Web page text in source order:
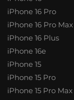
iPhone 16 Pro
iPhone 16 Pro Max
iPhone 16 Plus
iPhone 16e
iPhone 15
iPhone 15 Pro
iPhone 15 Pro Max